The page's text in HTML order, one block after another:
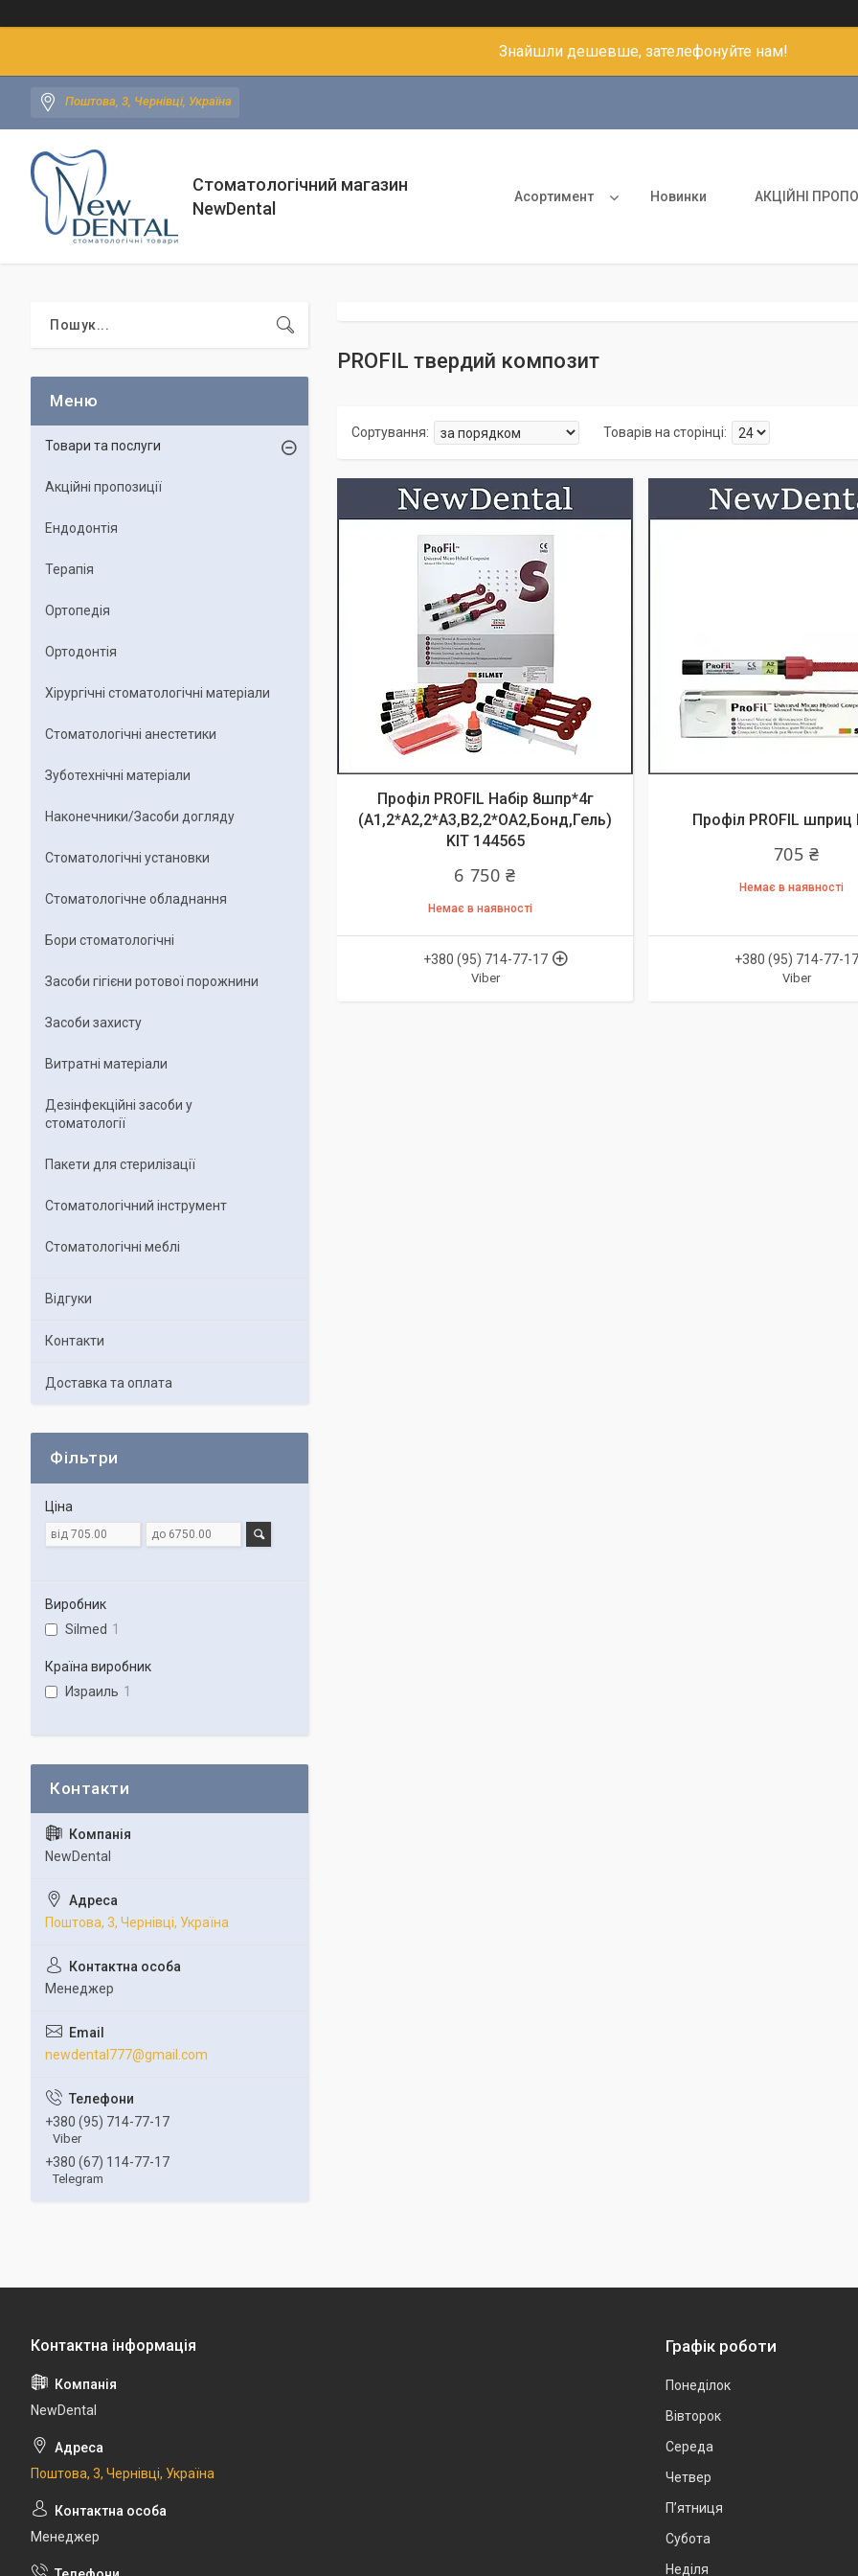
Знайшли дешевше, зателефонуйте нам!
Поштова, 3, Чернівці, Україна
Стоматологічний магазин
NewDental
Асортимент Новинки АКЦІЙНІ
PROFIL твердий композит
Профіл PROFIL Набір 8шпр*4г
(А1,2*А2,2*А3,В2,2*ОА2,Бонд,Гель)
KIT 144565
6 750 ₴
Немає в наявності
+380 (95) 714-77-17
Viber
Профіл PROFIL шприц
705 ₴
Немає в наявності
+380 (95) 714-77-17
Viber
Товари та послуги
Акційні пропозиції
Ендодонтія
Терапія
Ортопедія
Ортодонтія
Хірургічні стоматологічні матеріали
Стоматологічні анестетики
Зуботехнічні матеріали
Наконечники/Засоби догляду
Стоматологічні установки
Стоматологічне обладнання
Бори стоматологічні
Засоби гігієни ротової порожнини
Засоби захисту
Витратні матеріали
Дезінфекційні засоби у
стоматології
Пакети для стерилізації
Стоматологічний інструмент
Стоматологічні меблі
Відгуки
Контакти
Доставка та оплата
Фільтри
Ціна
Виробник
Silmed 1
Країна виробник
Израиль 1
NewDental
Поштова, 3, Чернівці, Україна
Менеджер
newdental777@gmail.com
+380 (95) 714-77-17
Viber
+380 (67) 114-77-17
Telegram
NewDental
Поштова, 3, Чернівці, Україна
Менеджер
Графік роботи
Понеділок
Вівторок
Середа
Четвер
Пʼятниця
Субота
Неділя